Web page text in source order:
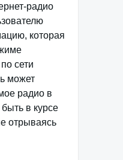
радио
которая
сети
может
радио в
в курсе
отрываясь